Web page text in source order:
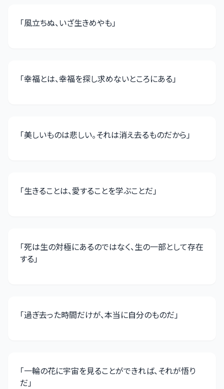
「風立ちぬ、いざ生きめやも」
「幸福とは、幸福を探し求めないところにある」
「美しいものは悲しい。それは消え去るものだから」
「生きることは、愛することを学ぶことだ」
「死は生の対極にあるのではなく、生の一部として存在
する」
「過ぎ去った時間だけが、本当に自分のものだ」
「一輪の花に宇宙を見ることができれば、それが悟り
だ」